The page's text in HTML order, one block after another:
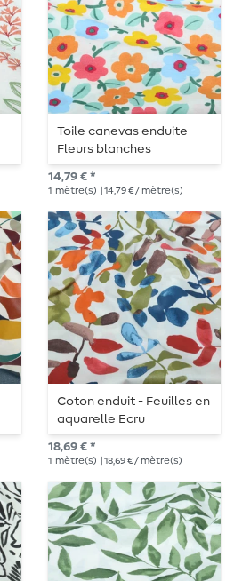
Toile canevas enduite -
Fleurs blanches
multicolores
14,79 € *
1 mètre(s) | 14,79 € / mètre(s)
Coton enduit - Feuilles en
aquarelle Ecru
Multicolore
18,69 € *
1 mètre(s) | 18,69 € / mètre(s)